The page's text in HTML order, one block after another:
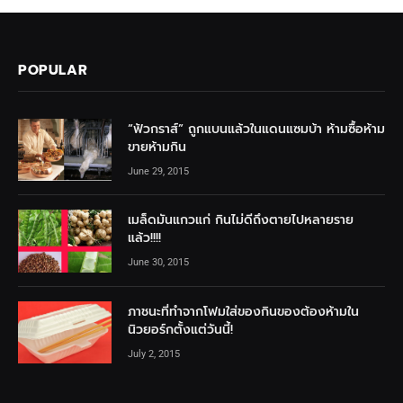
POPULAR
“ฟัวกราส์” ถูกแบนแล้วในแดนแซมบ้า ห้ามซื้อห้าม
ขายห้ามกิน
June 29, 2015
เมล็ดมันแกวแก่ กินไม่ดีถึงตายไปหลายราย
แล้ว!!!!
June 30, 2015
ภาชนะที่ทำจากโฟมใส่ของกินของต้องห้ามใน
นิวยอร์กตั้งแต่วันนี้!
July 2, 2015